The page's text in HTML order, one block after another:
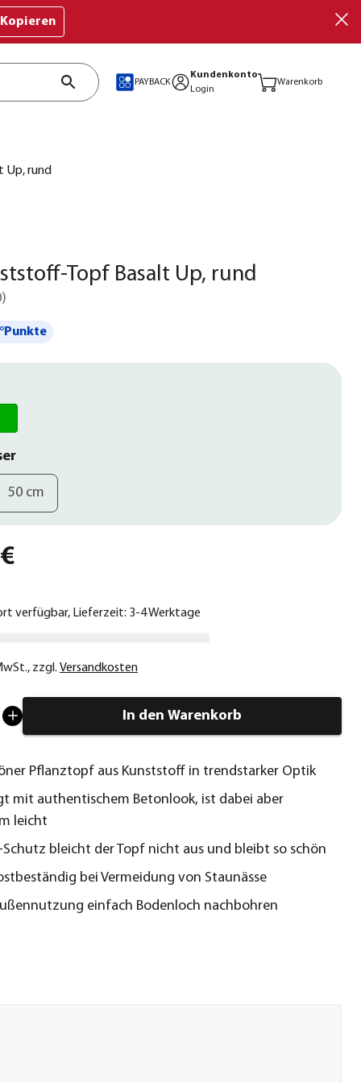
Kopieren
PAYBACK
Kundenkonto
Login
Warenkorb
Up, rund
Topf Basalt Up, rund
)
50 cm
verfügbar, Lieferzeit: 3-4 Werktage
, zzgl. Versandkosten
In den Warenkorb
Pflanztopf aus Kunststoff in trendstarker Optik
mit authentischem Betonlook, ist dabei aber
leicht
Schutz bleicht der Topf nicht aus und bleibt so schön
bei Vermeidung von Staunässe
einfach Bodenloch nachbohren